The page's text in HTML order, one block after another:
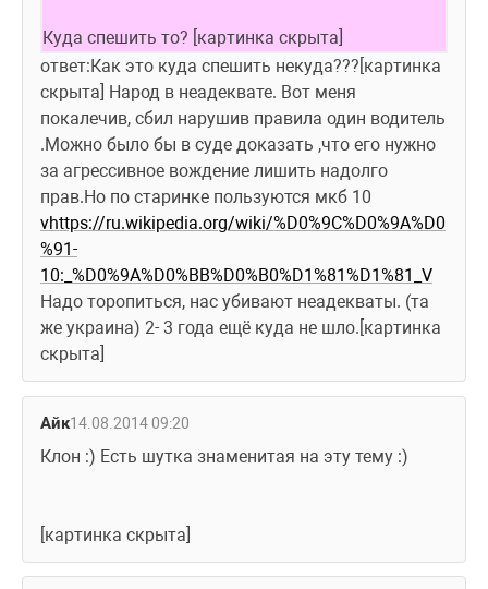
Куда спешить то? [картинка скрыта]
ответ:Как это куда спешить некуда???[картинка
скрыта] Народ в неадеквате. Вот меня
покалечив, сбил нарушив правила один водитель
.Можно было бы в суде доказать ,что его нужно
за агрессивное вождение лишить надолго
vhttps://ru.wikipedia.org/wiki/%D0%9C%D0%9A%D0
%91-
10:_%D0%9A%D0%BB%D0%B0%D1%81%D1%81_V
Надо торопиться, нас убивают неадекваты. (та
же украина) 2- 3 года ещё куда не шло.[картинка
скрыта]
Айк14.08.2014 09:20
Клон :) Есть шутка знаменитая на эту тему :)
[картинка скрыта]